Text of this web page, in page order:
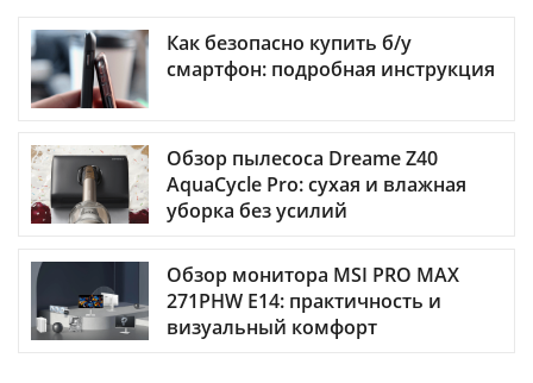
Как безопасно купить б/у
смартфон: подробная инструкция
Обзор пылесоса Dreame Z40
AquaCycle Pro: сухая и влажная
уборка без усилий
Обзор монитора MSI PRO MAX
271PHW E14: практичность и
визуальный комфорт